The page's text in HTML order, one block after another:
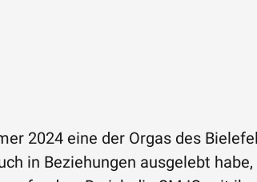
2024 eine der Orgas des
in Beziehungen ausgelebt